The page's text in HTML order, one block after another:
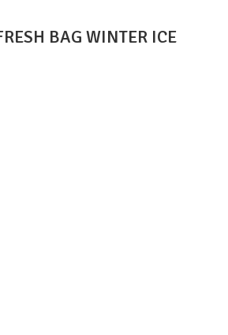
BAG WINTER ICE